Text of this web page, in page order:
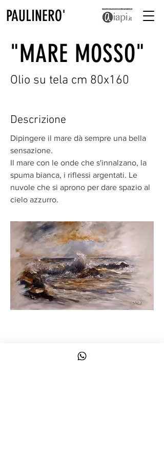
PAULINERO'
"MARE MOSSO"
Olio su tela cm 80x160
Descrizione
Dipingere il mare dà sempre una bella
sensazione.
Il mare con le onde che s'innalzano, la
spuma bianca, i riflessi argentati. Le
nuvole che si aprono per dare spazio al
cielo azzurro.